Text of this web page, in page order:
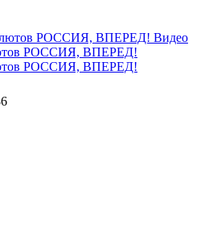
Видео
РОССИЯ, ВПЕРЕД!
РОССИЯ, ВПЕРЕД!